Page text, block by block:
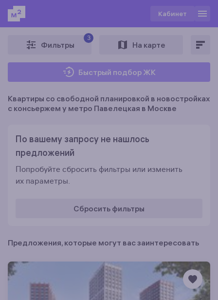
Кабинет
Фильтры
3
На карте
Быстрый подбор ЖК
Квартиры со свободной планировкой в новостройках
c консьержем у метро Павелецкая в Москве
По вашему запросу не нашлось
предложений
Попробуйте сбросить фильтры или изменить
их параметры.
Сбросить фильтры
Предложения, которые могут вас заинтересовать